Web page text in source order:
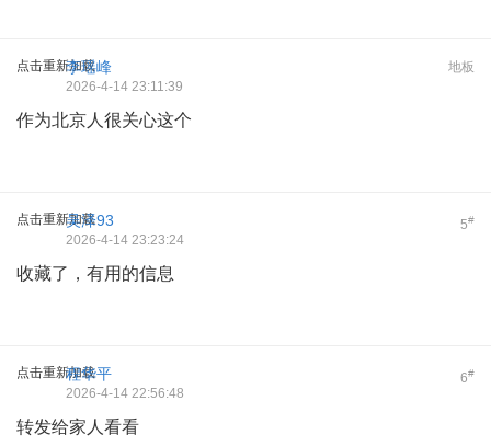
点击重新加载 地板
李瑶峰
2026-4-14 23:11:39
作为北京人很关心这个
点击重新加载 5#
吴泽93
2026-4-14 23:23:24
收藏了，有用的信息
点击重新加载 6#
程华平
2026-4-14 22:56:48
转发给家人看看